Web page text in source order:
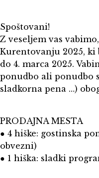
Spoštovani!
Z veseljem vas
Kurentovanju 2025, ki
do 4. marca 2025.
ponudbo ali ponudbo
sladkorna pena …)
PRODAJNA MESTA
● 4 hiške: gostinska
obvezni)
● 1 hiška: sladki